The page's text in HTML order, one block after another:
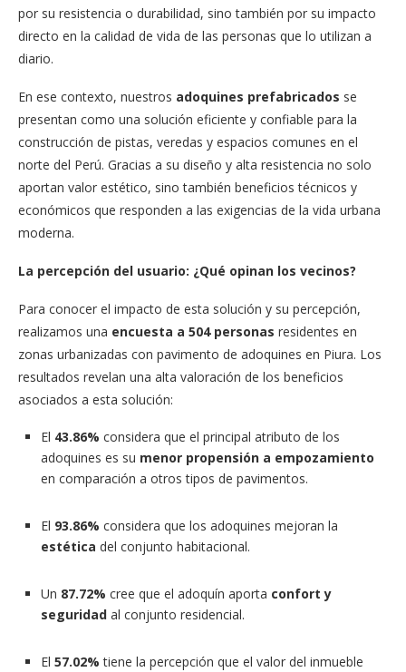
por su resistencia o durabilidad, sino también por su impacto
directo en la calidad de vida de las personas que lo utilizan a
diario.
En ese contexto, nuestros adoquines prefabricados se
presentan como una solución eficiente y confiable para la
construcción de pistas, veredas y espacios comunes en el
norte del Perú. Gracias a su diseño y alta resistencia no solo
aportan valor estético, sino también beneficios técnicos y
económicos que responden a las exigencias de la vida urbana
moderna.
La percepción del usuario: ¿Qué opinan los vecinos?
Para conocer el impacto de esta solución y su percepción,
realizamos una encuesta a 504 personas residentes en
zonas urbanizadas con pavimento de adoquines en Piura. Los
resultados revelan una alta valoración de los beneficios
asociados a esta solución:
El 43.86% considera que el principal atributo de los
adoquines es su menor propensión a empozamiento
en comparación a otros tipos de pavimentos.
El 93.86% considera que los adoquines mejoran la
estética del conjunto habitacional.
Un 87.72% cree que el adoquín aporta confort y
seguridad al conjunto residencial.
El 57.02% tiene la percepción que el valor del inmueble